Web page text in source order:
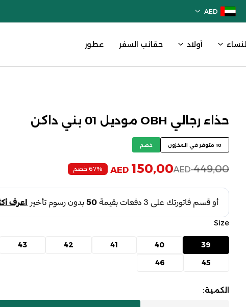
AED
النساء أولاد حقائب السفر عطور
حذاء رجالي OBH موديل 01 بني داكن
10 متوفر في المخزون خصم
AED449,00
AED 150,00 67% خصم
Size
39
40
41
42
43
45
46
الكمية: